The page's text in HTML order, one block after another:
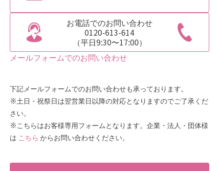
お電話でのお問い合わせ
0120-613-614
（平日9:30〜17:00）
メールフォームでのお問い合わせ
下記メールフォームでのお問い合わせも承っております。
※土日・祝祭日は翌営業日以降の対応となりますのでご了承くだ
さい。
※こちらはお客様専用フォームとなります。企業・法人・団体様
は こちら からお問い合わせください。